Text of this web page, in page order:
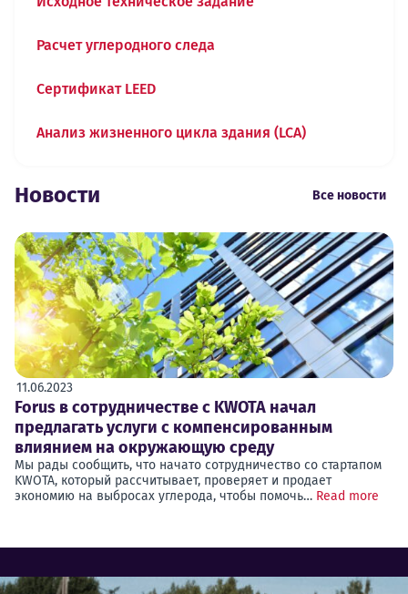
Расчет углеродного следа
Сертификат LEED
Анализ жизненного цикла здания (LCA)
Новости Все новости
11.06.2023
Forus в сотрудничестве с KWOTA начал
предлагать услуги с компенсированным
влиянием на окружающую среду
Мы рады сообщить, что начато сотрудничество со стартапом
KWOTA, который рассчитывает, проверяет и продает
экономию на выбросах углерода, чтобы помочь… Read more